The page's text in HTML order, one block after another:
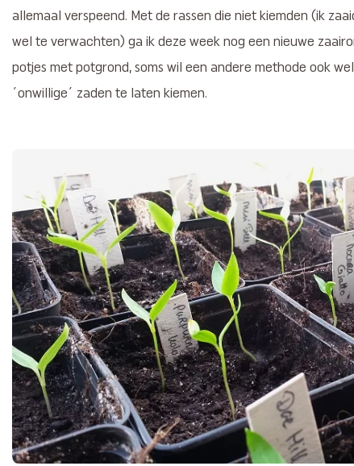
allemaal verspeend. Met de rassen die niet kiemden (ik
wel te verwachten) ga ik deze week nog een nieuwe
potjes met potgrond, soms wil een andere methode ook
´onwillige´ zaden te laten kiemen.